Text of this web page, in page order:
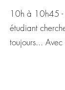
10h à 10h45
étudiant
toujours... Avec